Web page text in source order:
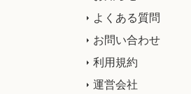
よくある質問
お問い合わせ
利用規約
運営会社